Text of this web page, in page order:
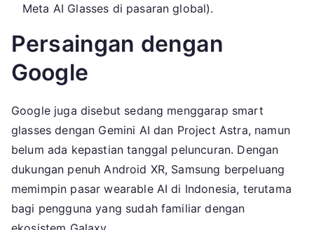
Meta AI Glasses di pasaran global).
Persaingan dengan
Google
Google juga disebut sedang menggarap smart
glasses dengan Gemini AI dan Project Astra, namun
belum ada kepastian tanggal peluncuran. Dengan
dukungan penuh Android XR, Samsung berpeluang
memimpin pasar wearable AI di Indonesia, terutama
bagi pengguna yang sudah familiar dengan